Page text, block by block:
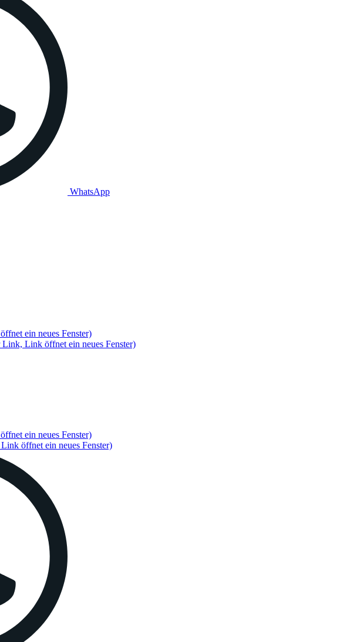
WhatsApp
ein neues Fenster)
Link, Link öffnet ein neues Fenster)
ein neues Fenster)
öffnet ein neues Fenster)